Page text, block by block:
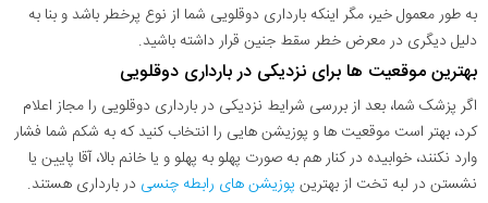
به طور معمول خیر، مگر اینکه بارداری دوقلویی شما از نوع پرخطر باشد و بنا به
دلیل دیگری در معرض خطر سقط جنین قرار داشته باشید.
بهترین موقعیت ها برای نزدیکی در بارداری دوقلویی
اگر پزشک شما، بعد از بررسی شرایط نزدیکی در بارداری دوقلویی را مجاز اعلام
کرد، بهتر است موقعیت ها و پوزیشن هایی را انتخاب کنید که به شکم شما فشار
وارد نکنند، خوابیده در کنار هم به صورت پهلو به پهلو و یا خانم بالا، آقا پایین یا
نشستن در لبه تخت از بهترین پوزیشن های رابطه چنسی در بارداری هستند.